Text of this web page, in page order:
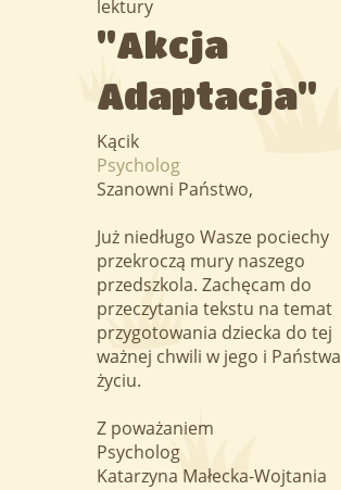
lektury
"Akcja
Adaptacja"
Kącik
Psycholog
Szanowni Państwo,
Już niedługo Wasze pociechy
przekroczą mury naszego
przedszkola. Zachęcam do
przeczytania tekstu na temat
przygotowania dziecka do tej
ważnej chwili w jego i Państwa
życiu.
Z poważaniem
Psycholog
Katarzyna Małecka-Wojtania